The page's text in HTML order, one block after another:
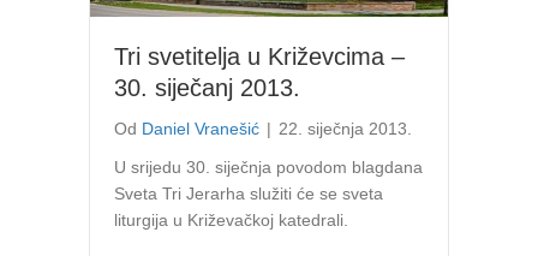
Tri svetitelja u Križevcima –
30. siječanj 2013.
Od Daniel Vranešić | 22. siječnja 2013.
U srijedu 30. siječnja povodom blagdana
Sveta Tri Jerarha služiti će se sveta
liturgija u Križevačkoj katedrali.